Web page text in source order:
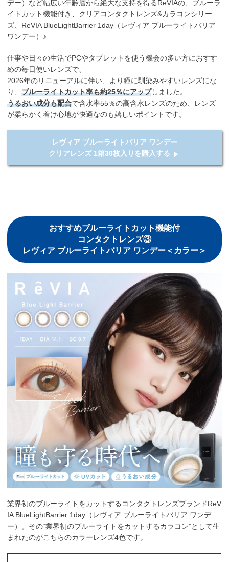
デー）など幅広い年齢層から絶大な支持を得るReVIAの、ブルーラ
イトカット機能付き、クリアコンタクトレンズ&カラコンシリー
ズ、ReVIA BlueLightBarrier 1day（レヴィア ブルーライトバリア
ワンデー）♪
仕事や日々の生活でPCやタブレットを使う機会の多い方におすす
めの毎日使いレンズで、
2026年のリニューアルに伴い、より瞳に馴染みやすいレンズにな
り、ブルーライトカット率も約25％にアップしました。
うるおい成分も配合で含水率55％の高含水レンズのため、レンズ
が柔らかく着け心地が快適なのも嬉しいポイントです。
レヴィア ブルーライトバリア ワンデー
クリアレンズ 1箱30枚入りを購入する
おすすめブルーライトカット機能付
コンタクトレンズ③
レヴィア ブルーライトバリア ワンデー＜カラー＞
業界初のブルーライトをカットするコンタクトレンズブランドReV
IA BlueLightBarrier 1day（レヴィア ブルーライトバリア ワンデ
ー）。その“業界初のブルーライトをカットするカラコン”として生
まれたのがこちらのカラーレンズ4色です。